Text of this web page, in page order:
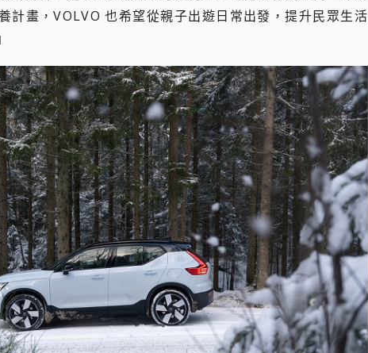
計畫，VOLVO 也希望從親子出遊日常出發，提升民眾生活